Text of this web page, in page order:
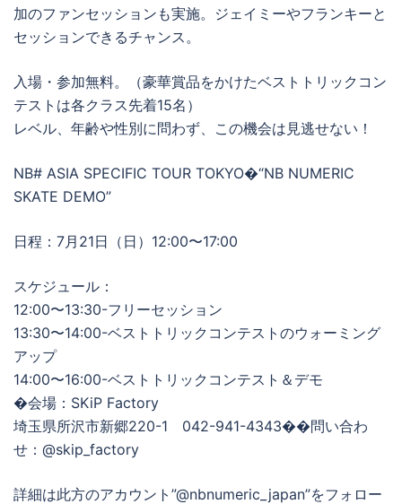
加のファンセッションも実施。ジェイミーやフランキーと
セッションできるチャンス。
入場・参加無料。（豪華賞品をかけたベストトリックコン
テストは各クラス先着15名）
レベル、年齢や性別に問わず、この機会は見逃せない！
NB# ASIA SPECIFIC TOUR TOKYO�“NB NUMERIC
SKATE DEMO”
日程：7月21日（日）12:00〜17:00
スケジュール：
12:00〜13:30-フリーセッション
13:30〜14:00-ベストトリックコンテストのウォーミング
アップ
14:00〜16:00-ベストトリックコンテスト＆デモ
�会場：SKiP Factory
埼玉県所沢市新郷220-1 042-941-4343��問い合わ
せ：@skip_factory
詳細は此方のアカウント”@nbnumeric_japan”をフォロー